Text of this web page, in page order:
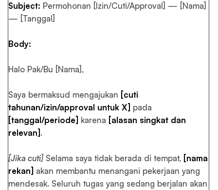
Subject: Permohonan [Izin/Cuti/Approval] — [Nama]
— [Tanggal]
Body:
Halo Pak/Bu [Nama],
Saya bermaksud mengajukan [cuti
tahunan/izin/approval untuk X] pada
[tanggal/periode] karena [alasan singkat dan
relevan].
[Jika cuti]Selama saya tidak berada di tempat, [nama
rekan] akan membantu menangani pekerjaan yang
mendesak. Seluruh tugas yang sedang berjalan akan